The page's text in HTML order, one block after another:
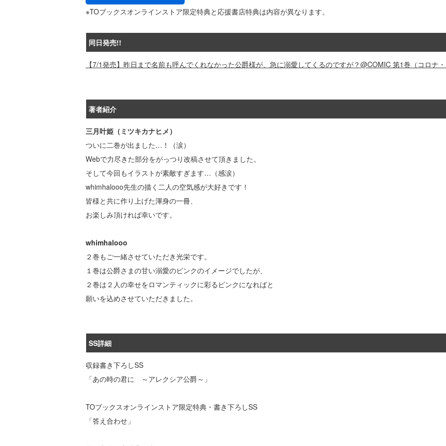
※TOブックスオンラインストア限定特典と応援書店特典は内容が異なります。
同日発売!!
【7/1発売】昨日まで名前も呼んでくれなかった公爵様が、急に溺愛してくるのですが？@COMIC 第1巻（コロナ・
著者紹介
三月叶姫（ミツキカナヒメ）
ついに二巻が出ました…！（涙）
Webで力尽きた部分をがっつり改稿させて頂きました。
そして今回もイラストが素敵すぎます…（感涙）
whimhalooo先生の描く二人の空気感が大好きです！
皆様と共に作り上げた渾身の一冊、
お楽しみ頂ければ幸いです。
whimhalooo
２巻もご一緒させていただき光栄です。
１巻は公爵さまの甘い溺愛のピンクのイメージでしたが、
２巻は２人の幸せをロマンティックに彩るピンクになればと
願いを込めさせていただきました。
SS詳細
収録書き下ろしSS
「あの時の君に ～アレクシア公爵～」
TOブックスオンラインストア限定特典・書き下ろしSS
「答え合わせ」